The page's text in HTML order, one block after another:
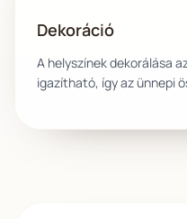
Dekoráció
A helyszínek dekorálása
igazítható, így az ünnepi